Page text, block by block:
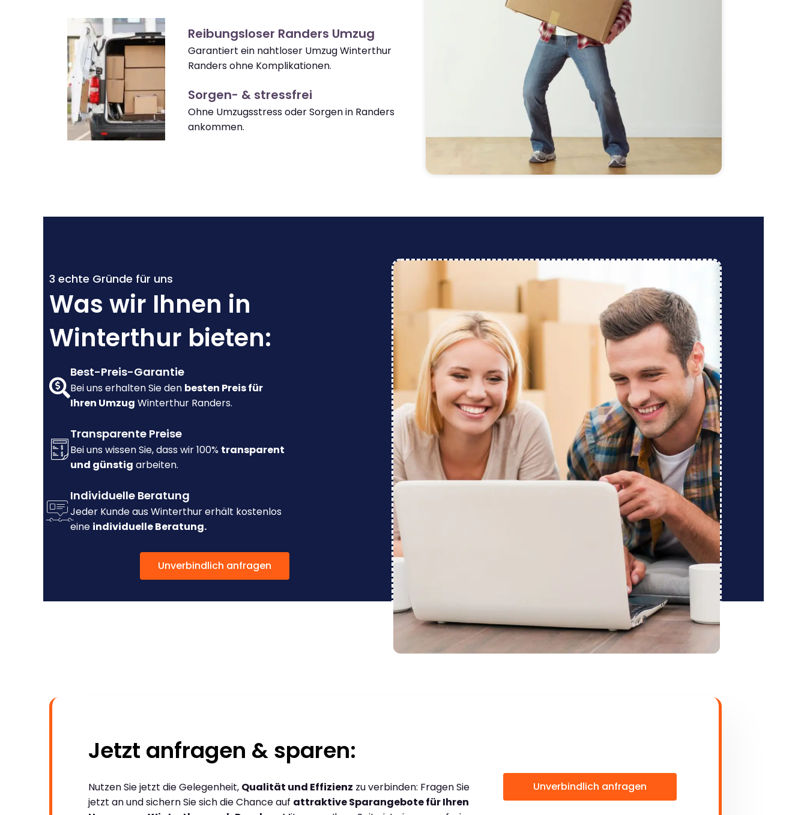
Reibungsloser Randers Umzug
Garantiert ein nahtloser Umzug Winterthur
Randers ohne Komplikationen.
Sorgen- & stressfrei
Ohne Umzugsstress oder Sorgen in Randers
ankommen.
3 echte Gründe für uns
Was wir Ihnen in
Winterthur bieten:
Best-Preis-Garantie
Bei uns erhalten Sie den besten Preis für
Ihren Umzug Winterthur Randers.
Transparente Preise
Bei uns wissen Sie, dass wir 100% transparent
und günstig arbeiten.
Individuelle Beratung
Jeder Kunde aus Winterthur erhält kostenlos
eine individuelle Beratung.
Unverbindlich anfragen
Jetzt anfragen & sparen:
Nutzen Sie jetzt die Gelegenheit, Qualität und Effizienz zu verbinden: Fragen Sie
jetzt an und sichern Sie sich die Chance auf attraktive Sparangebote für Ihren
Unverbindlich anfragen